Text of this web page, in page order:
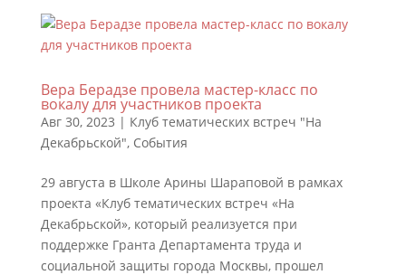
Вера Берадзе провела мастер-класс по
вокалу для участников проекта
Авг 30, 2023 | Клуб тематических встреч "На
Декабрьской", События
29 августа в Школе Арины Шараповой в рамках
проекта «Клуб тематических встреч «На
Декабрьской», который реализуется при
поддержке Гранта Департамента труда и
социальной защиты города Москвы, прошел